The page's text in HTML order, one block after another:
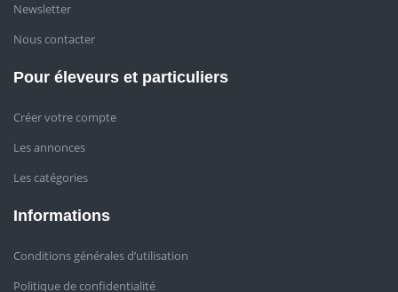
Newsletter
Nous contacter
Pour éleveurs et particuliers
Créer votre compte
Les annonces
Les catégories
Informations
Conditions générales d’utilisation
Politique de confidentialité